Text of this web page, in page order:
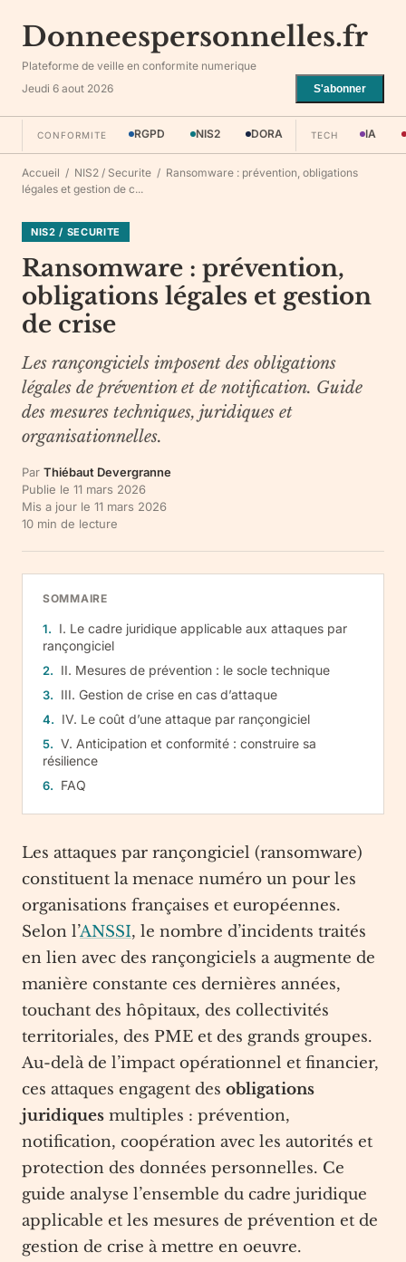
Donneespersonnelles.fr
Plateforme de veille en conformite numerique
Jeudi 6 aout 2026
S'abonner
CONFORMITE RGPD NIS2 DORA TECH IA
Accueil / NIS2 / Securite / Ransomware : prévention, obligations
légales et gestion de c...
NIS2 / SECURITE
Ransomware : prévention,
obligations légales et gestion
de crise
Les rançongiciels imposent des obligations
légales de prévention et de notification. Guide
des mesures techniques, juridiques et
organisationnelles.
Par Thiébaut Devergranne
Publie le 11 mars 2026
Mis a jour le 11 mars 2026
10 min de lecture
SOMMAIRE
I. Le cadre juridique applicable aux attaques par
rançongiciel
II. Mesures de prévention : le socle technique
III. Gestion de crise en cas d’attaque
IV. Le coût d’une attaque par rançongiciel
V. Anticipation et conformité : construire sa
résilience
FAQ
Les attaques par rançongiciel (ransomware)
constituent la menace numéro un pour les
organisations françaises et européennes.
Selon l’ANSSI, le nombre d’incidents traités
en lien avec des rançongiciels a augmente de
manière constante ces dernières années,
touchant des hôpitaux, des collectivités
territoriales, des PME et des grands groupes.
Au-delà de l’impact opérationnel et financier,
ces attaques engagent des obligations
juridiques multiples : prévention,
notification, coopération avec les autorités et
protection des données personnelles. Ce
guide analyse l’ensemble du cadre juridique
applicable et les mesures de prévention et de
gestion de crise à mettre en oeuvre.